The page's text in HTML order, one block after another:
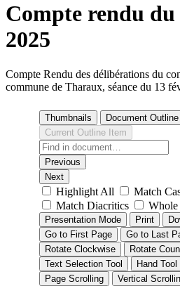
Compte rendu
2025
Compte Rendu des délibérations du
commune de Tharaux, séance du 13